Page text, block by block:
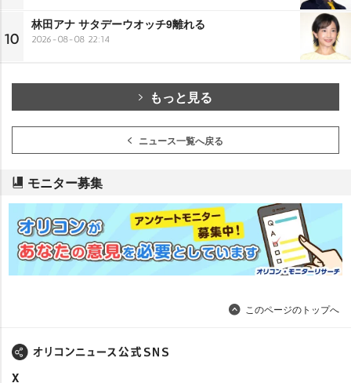
10
林田アナ サタデーウオッチ9離れる
2026-08-08 22:14
もっと見る
ニュース一覧へ戻る
モニター募集
このページのトップへ
X